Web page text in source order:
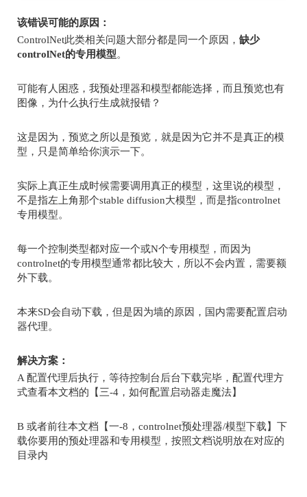
该错误可能的原因：
ControlNet此类相关问题大部分都是同一个原因， 缺少
controlNet的专用模型。
可能有人困惑，我预处理器和模型都能选择，而且预览也有
图像，为什么执行生成就报错？
这是因为，预览之所以是预览，就是因为它并不是真正的模
型，只是简单给你演示一下。
实际上真正生成时候需要调用真正的模型，这里说的模型，
不是指左上角那个stable diffusion大模型，而是指controlnet
专用模型。
每一个控制类型都对应一个或N个专用模型，而因为
controlnet的专用模型通常都比较大，所以不会内置，需要额
外下载。
本来SD会自动下载，但是因为墙的原因，国内需要配置启动
器代理。
解决方案：
A 配置代理后执行，等待控制台后台下载完毕，配置代理方
式查看本文档的【三-4 ，如何配置启动器走魔法】
B 或者前往本文档【一-8 ， controlnet预处理器/模型下载】下
载你要用的预处理器和专用模型，按照文档说明放在对应的
目录内